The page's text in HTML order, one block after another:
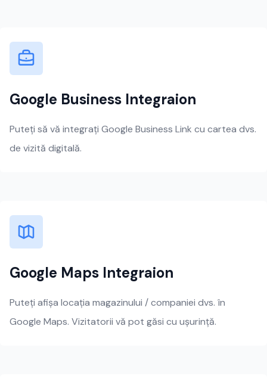
Google Business Integraion
Puteți să vă integrați Google Business Link cu cartea dvs.
de vizită digitală.
Google Maps Integraion
Puteți afișa locația magazinului / companiei dvs. în
Google Maps. Vizitatorii vă pot găsi cu ușurință.